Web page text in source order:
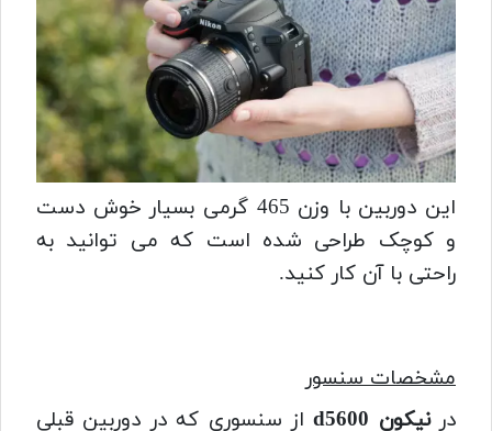
این دوربین با وزن 465 گرمی بسیار خوش دست
و کوچک طراحی شده است که می توانید به
راحتی با آن کار کنید.
مشخصات سنسور
درنیکون d5600
از سنسوری که در دوربین قبلی